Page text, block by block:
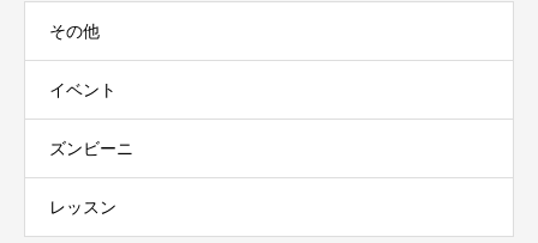
その他
イベント
ズンビーニ
レッスン